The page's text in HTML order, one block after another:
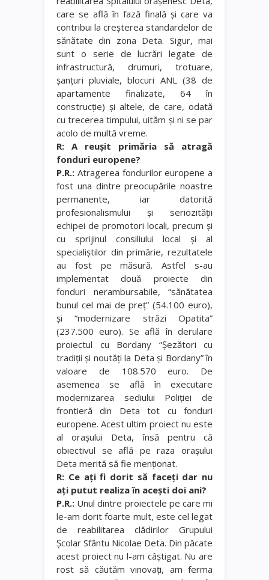
care se află în fază finală şi care va
contribui la creşterea standardelor de
sănătate din zona Deta. Sigur, mai
sunt o serie de lucrări legate de
infrastructură, drumuri, trotuare,
şanţuri pluviale, blocuri ANL (38 de
apartamente finalizate, 64 în
construcţie) şi altele, de care, odată
cu trecerea timpului, uităm şi ni se par
acolo de multă vreme.
R: A reuşit primăria să atragă
fonduri europene?
P.R.: Atragerea fondurilor europene a
fost una dintre preocupările noastre
permanente, iar datorită
profesionalismului şi seriozităţii
echipei de promotori locali, precum şi
cu sprijinul consiliului local şi al
specialiştilor din primărie, rezultatele
au fost pe măsură. Astfel s-au
implementat două proiecte din
fonduri nerambursabile, “sănătatea
bunul cel mai de preţ” (54.100 euro),
şi “modernizare străzi Opatita”
(237.500 euro). Se află în derulare
proiectul cu Bordany “Şezători cu
tradiţii şi noutăţi la Deta şi Bordany” în
valoare de 108.570 euro. De
asemenea se află în executare
modernizarea sediului Poliţiei de
frontieră din Deta tot cu fonduri
europene. Acest ultim proiect nu este
al oraşului Deta, însă pentru că
obiectivul se află pe raza oraşului
Deta merită să fie menţionat.
R: Ce aţi fi dorit să faceţi dar nu
aţi putut realiza în aceşti doi ani?
P.R.: Unul dintre proiectele pe care mi
le-am dorit foarte mult, este cel legat
de reabilitarea clădirilor Grupului
Şcolar Sfântu Nicolae Deta. Din păcate
acest proiect nu l-am câştigat. Nu are
rost să căutăm vinovaţi, am ferma